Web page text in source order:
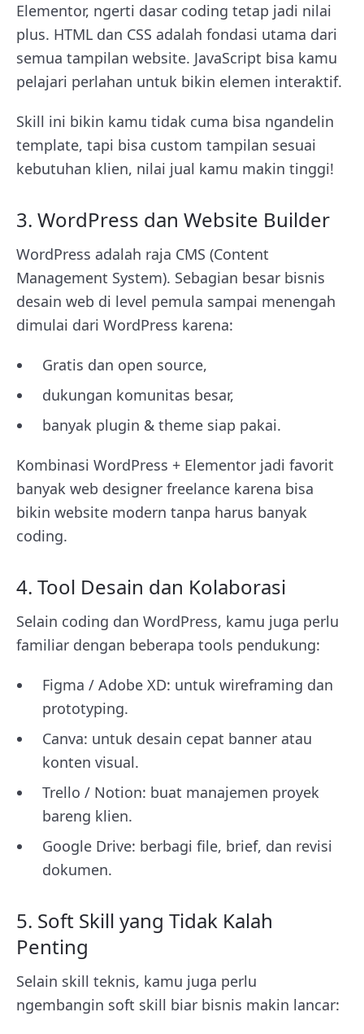
Elementor, ngerti dasar coding tetap jadi nilai
plus. HTML dan CSS adalah fondasi utama dari
semua tampilan website. JavaScript bisa kamu
pelajari perlahan untuk bikin elemen interaktif.
Skill ini bikin kamu tidak cuma bisa ngandelin
template, tapi bisa custom tampilan sesuai
kebutuhan klien, nilai jual kamu makin tinggi!
3. WordPress dan Website Builder
WordPress adalah raja CMS (Content
Management System). Sebagian besar bisnis
desain web di level pemula sampai menengah
dimulai dari WordPress karena:
Gratis dan open source,
dukungan komunitas besar,
banyak plugin & theme siap pakai.
Kombinasi WordPress + Elementor jadi favorit
banyak web designer freelance karena bisa
bikin website modern tanpa harus banyak
coding.
4. Tool Desain dan Kolaborasi
Selain coding dan WordPress, kamu juga perlu
familiar dengan beberapa tools pendukung:
Figma / Adobe XD: untuk wireframing dan
prototyping.
Canva: untuk desain cepat banner atau
konten visual.
Trello / Notion: buat manajemen proyek
bareng klien.
Google Drive: berbagi file, brief, dan revisi
dokumen.
5. Soft Skill yang Tidak Kalah
Penting
Selain skill teknis, kamu juga perlu
ngembangin soft skill biar bisnis makin lancar: